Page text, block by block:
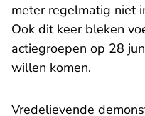
meter regelmatig niet
Ook dit keer bleken
actiegroepen op 28
willen komen.
Vredelievende